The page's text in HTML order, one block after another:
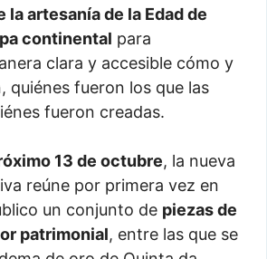
la artesanía de la Edad de
continental para
clara y accesible cómo y
quiénes fueron los que las
fueron creadas.
13 de octubre, la nueva
reúne por primera vez en
un conjunto de piezas de
patrimonial, entre las que se